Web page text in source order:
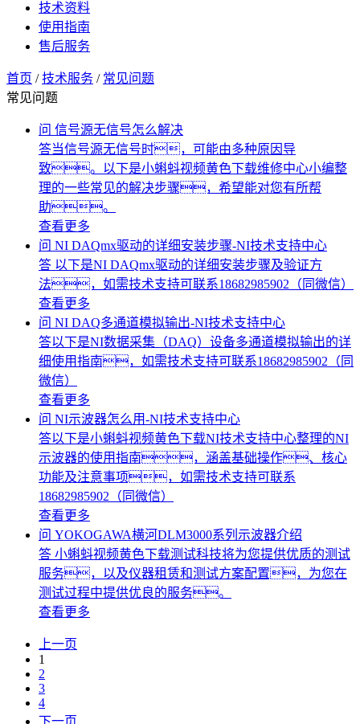
技术资料
使用指南
售后服务
首页 /技术服务 / 常见问题
常见问题
问 信号源无信号怎么解决
答​当信号源无信号时，可能由多种原因导
致。以下是小蝌蚪视频黄色下载维修中心小编整
理的一些常见的解决步骤，希望能对您有所帮
助。
查看更多
问 NI DAQmx驱动的详细安装步骤-NI技术支持中心
答 以下是NI​ DAQmx驱动的详细安装步骤及验证方
法，如需技术支持可联系18682985902（同微信）
查看更多
问 NI DAQ多通道模拟输出-NI技术支持中心
答​以下是NI数据采集（DAQ）设备多通道模拟输出的详
细使用指南，如需技术支持可联系18682985902（同
微信）
查看更多
问 NI示波器怎么用-NI技术支持中心
答​以下是小蝌蚪视频黄色下载NI技术支持中心整理的NI
示波器的使用指南，涵盖基础操作、核心
功能及注意事项，如需技术支持可联系
18682985902（同微信）
查看更多
问 YOKOGAWA横河DLM3000系列示波器介绍
答 小蝌蚪视频黄色下载测试科技将为您提供优质的测试
服务，以及仪器租赁和测试方案配置，为您在
测试过程中提供优良的服务。
查看更多
上一页
1
2
3
4
下一页